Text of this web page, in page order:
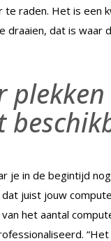
raden. Het is een
draaien, dat is waar
je in de begintijd
juist jouw
het aantal